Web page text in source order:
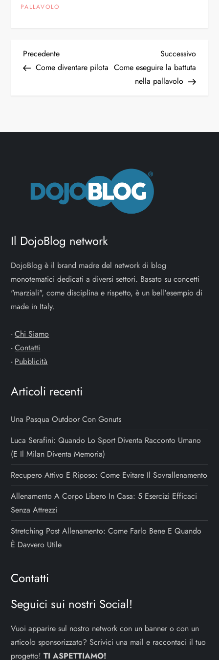
PALLAVOLO
N
i
o
n
e
a
r
t
i
c
o
l
i
Articolo
precedente
Precedente
Come diventare pilota
Successivo
Come eseguire la battuta
nella pallavolo
Il DojoBlog network
DojoBlog è il brand madre del network di blog
monotematici dedicati a diversi settori. Basato su concetti
"marziali", come disciplina e rispetto, è un bell'esempio di
made in Italy.
-Chi Siamo
-Contatti
- Pubblicità
Articoli recenti
Una Pasqua Outdoor Con Gonuts
Luca Serafini: Quando Lo Sport Diventa Racconto Umano
(e Il Milan Diventa Memoria)
Recupero Attivo E Riposo: Come Evitare Il Sovrallenamento
Allenamento A Corpo Libero In Casa: 5 Esercizi Efficaci
Senza Attrezzi
Stretching Post Allenamento: Come Farlo Bene E Quando
È Davvero Utile
Contatti
Seguici sui nostri Social!
Vuoi apparire sul nostro network con un banner o con un
articolo sponsorizzato? Scrivici una mail e raccontaci il tuo
progetto!TI ASPETTIAMO!